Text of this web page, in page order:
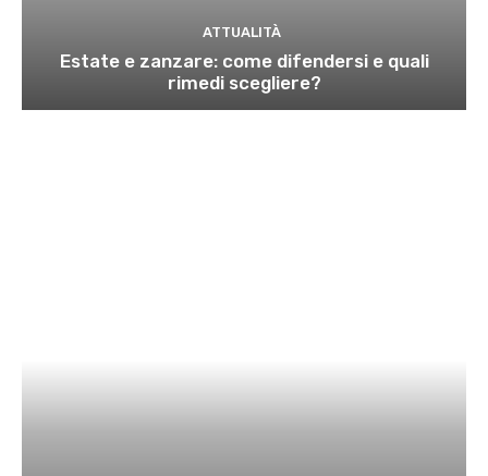
ATTUALITÀ
Estate e zanzare: come difendersi e quali
rimedi scegliere?